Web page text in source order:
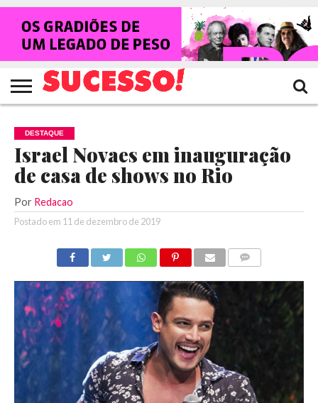
HOME
NOTÍCIAS
SHOWS
ENTREVISTAS
CLIQUES
RANKING
CROWLEY
TV
SUCESSO!
REVISTA
SUCESSO!
DESTAQUE
Israel Novaes em inauguração
de casa de shows no Rio
Por Redacao
Postado em 11 de dezembro de 2019